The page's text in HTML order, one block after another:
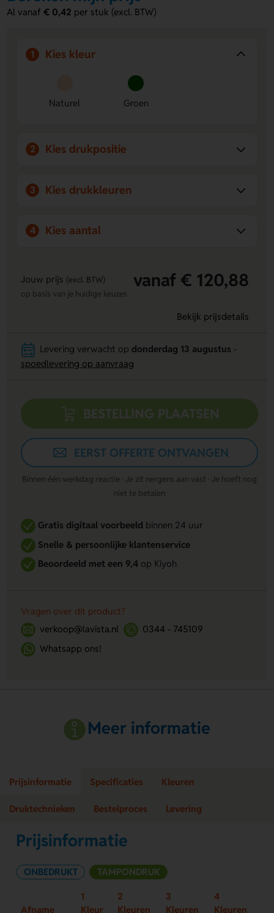
vraag een prijs op.
Veel markeeropties
paginamarkers werk je snel en overzichtelijk.
Ruimte voor jouw ontwerp- Laat een logo, naam of
eigen ontwerp aanbrengen op de Bovenzijde,
Achterzijde bovenaan of Achterzijde onderaan.
milieubewuste uitstraling.
Al vanaf€ 0,42 per stuk (excl. BTW)
1 Kies kleur
Naturel Groen
2 Kies drukpositie
3 Kies drukkleuren
4 Kies aantal
Jouw prijs (excl. BTW) vanaf € 120,88
op basis van je huidige keuzes
Bekijk prijsdetails
Levering verwacht op donderdag 13 augustus
spoedlevering op aanvraag
BESTELLING PLAATSEN
EERST OFFERTE ONTVANGEN
Binnen één werkdag reactie · Je zit nergens aan vast · Je hoeft nog
niet te betalen
Gratis digitaal voorbeeldbinnen 24 uur
Snelle & persoonlijke klantenservice
Beoordeeld met een 9,4op Kiyoh
Vragen over dit product?
verkoop@lavista.nl
0344 - 745109
Whatsapp ons!
Meer informatie
Prijsinformatie Specificaties Kleuren
Druktechnieken Bestelproces Levering
Prijsinformatie
ONBEDRUKT TAMPONDRUK
Afname
1
Kleur
2
Kleuren
3
Kleuren
4
Kleuren